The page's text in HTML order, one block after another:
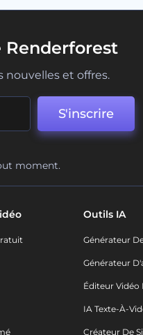
Renderforest
nouvelles et offres.
S'inscrire
moment.
Outils IA
Générateur
Générateur
Éditeur Vidéo
IA Texte-À-
Créateur De